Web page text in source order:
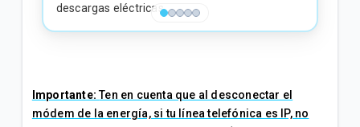
descargas eléctricas.
Importante:Ten en cuenta que al desconectar el
módem de la energía, si tu línea telefónica es IP, no